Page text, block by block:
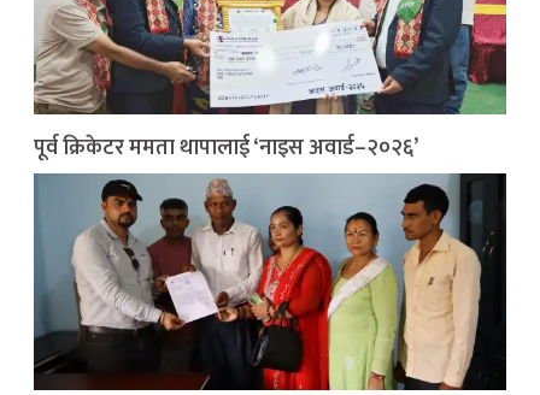
पूर्व क्रिकेटर ममता थापालाई ‘नाइस अवार्ड–२०२६’